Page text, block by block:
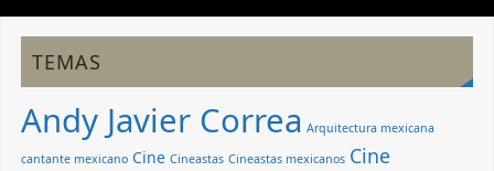
TEMAS
Andy Javier Correa Arquitectura mexicana
cantante mexicano Cine Cineastas Cineastas mexicanos Cine